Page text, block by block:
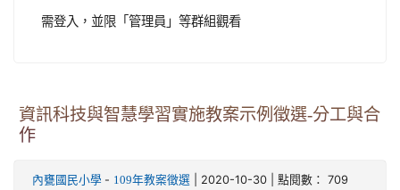
需登入，並限「管理員」等群組觀看
資訊科技與智慧學習實施教案示例徵選-分工與合
作
內甕國民小學 - 109年教案徵選 | 2020-10-30 | 點閱數： 709